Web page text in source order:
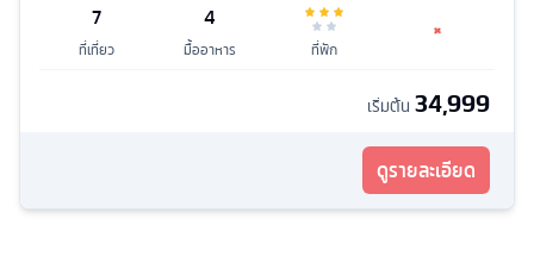
7
ที่เที่ยว
4
มื้ออาหาร ที่พัก
เริ่มต้น 34,999
ดูรายละเอียด